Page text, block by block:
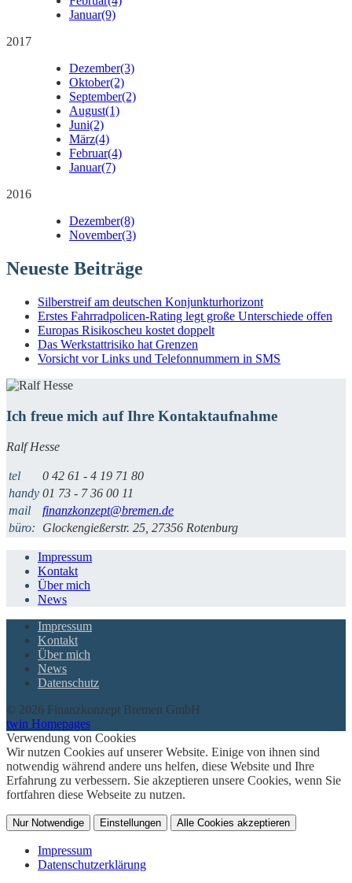
Januar(9)
2017
Dezember(3)
Oktober(2)
September(2)
August(1)
Juni(2)
März(4)
Februar(4)
Januar(7)
2016
Dezember(8)
November(3)
Neueste Beiträge
Silberstreif am deutschen Konjunkturhorizont
Erstes Fahrradpolicen-Rating legt große Unterschiede offen
Europas Risikoscheu kostet doppelt
Das Werkstattrisiko hat Grenzen
Vorsicht vor Links und Telefonnummern in SMS
Ich freue mich auf Ihre Kontaktaufnahme
Ralf Hesse
tel
0 42 61 - 4 19 71 80
handy 01 73 - 7 36 00 11
mail
finanzkonzept@bremen.de
büro:
Glockengießerstr. 25, 27356 Rotenburg
Impressum
Kontakt
Über mich
News
Impressum
Kontakt
Über mich
News
Datenschutz
© 2026 Finanzkonzept Bremen GmbH
twin Homepages
Verwendung von Cookies
Wir nutzen Cookies auf unserer Website. Einige von ihnen sind
notwendig während andere uns helfen, diese Website und Ihre
Erfahrung zu verbessern. Sie akzeptieren unsere Cookies, wenn Sie
fortfahren diese Webseite zu nutzen.
Nur Notwendige Einstellungen Alle Cookies akzeptieren
Impressum
Datenschutzerklärung